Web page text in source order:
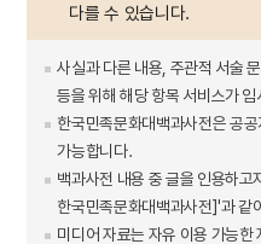
다를 수 있습니다.
사실과 다른 내용, 주관적 서술
등을 위해 해당 항목 서비스가
한국민족문화대백과사전은 공
가능합니다.
백과사전 내용 중 글을 인용하
한국민족문화대백과사전]'과 같
미디어 자료는 자유 이용 가능한